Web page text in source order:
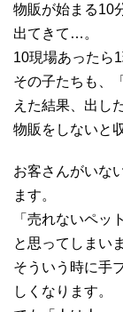
物販が始まる10
出てきて…。
10現場あったら
その子たちも、
えた結果、出し
物販をしないと
お客さんがいな
ます。
「売れないペッ
と思ってしまい
そういう時に手
しくなります。